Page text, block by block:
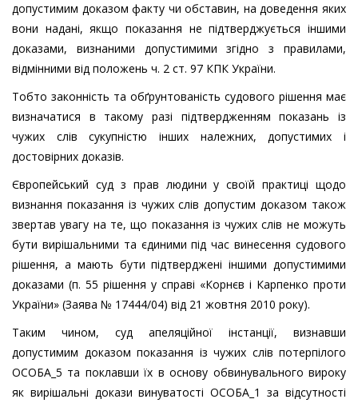
допустимим доказом факту чи обставин, на доведення яких
вони надані, якщо показання не підтверджується іншими
доказами, визнаними допустимими згідно з правилами,
відмінними від положень ч. 2 ст. 97 КПК України.
Тобто законність та обґрунтованість судового рішення має
визначатися в такому разі підтвердженням показань із
чужих слів сукупністю інших належних, допустимих і
достовірних доказів.
Європейський суд з прав людини у своїй практиці щодо
визнання показання із чужих слів допустим доказом також
звертав увагу на те, що показання із чужих слів не можуть
бути вирішальними та єдиними під час винесення судового
рішення, а мають бути підтверджені іншими допустимими
доказами (п. 55 рішення у справі «Корнєв і Карпенко проти
України» (Заява № 17444/04) від 21 жовтня 2010 року).
Таким чином, суд апеляційної інстанції, визнавши
допустимим доказом показання із чужих слів потерпілого
ОСОБА_5 та поклавши їх в основу обвинувального вироку
як вирішальні докази винуватості ОСОБА_1 за відсутності